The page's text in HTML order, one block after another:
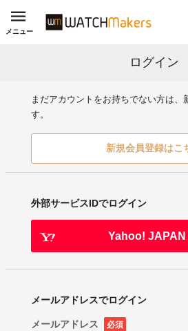
メニュー
ログイン
まだアカウントをお持ちでない方は、
す。
新規会員登録はこ
外部サービスIDでログイン
Yahoo! JAPAN
メールアドレスでログイン
メールアドレス 必須